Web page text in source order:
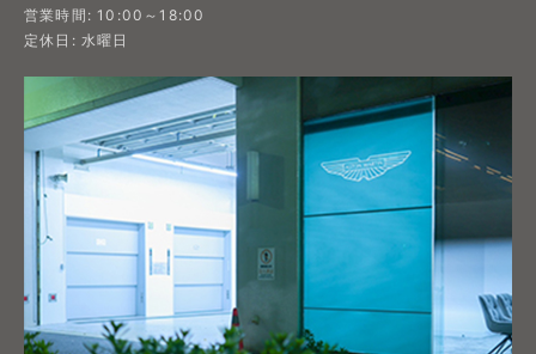
営業時間: 10:00～18:00
定休日: 水曜日